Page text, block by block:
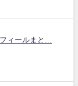
ィールまと...